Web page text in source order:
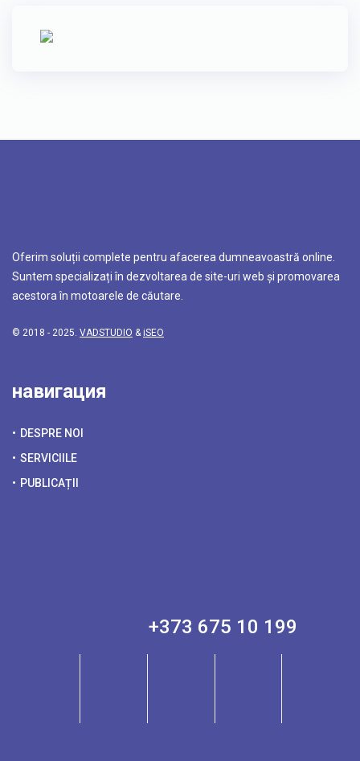
Oferim soluții complete pentru afacerea dumneavoastră online.
Suntem specializați în dezvoltarea de site-uri web și promovarea
acestora în motoarele de căutare.
© 2018 - 2025. VADSTUDIO & iSEO
навигация
DESPRE NOI
SERVICIILE
PUBLICAȚII
+373 675 10 199